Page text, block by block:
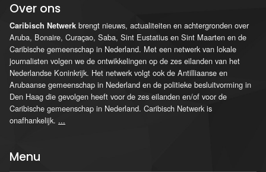
Over ons
Caribisch Netwerk brengt nieuws, actualiteiten en achtergronden over
Aruba, Bonaire, Curaçao, Saba, Sint Eustatius en Sint Maarten en de
Caribische gemeenschap in Nederland. Met een netwerk van lokale
journalisten volgen we de ontwikkelingen op de zes eilanden van het
Nederlandse Koninkrijk. Het netwerk volgt ook de Antilliaanse en
Arubaanse gemeenschap in Nederland en de politieke besluitvorming in
Den Haag die gevolgen heeft voor de zes eilanden en/of voor de
Caribische gemeenschap in Nederland. Caribisch Netwerk is
onafhankelijk. ...
Menu